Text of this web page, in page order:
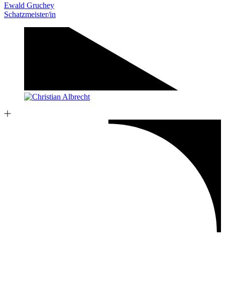
Ewald Gruchey
Schatzmeister/in